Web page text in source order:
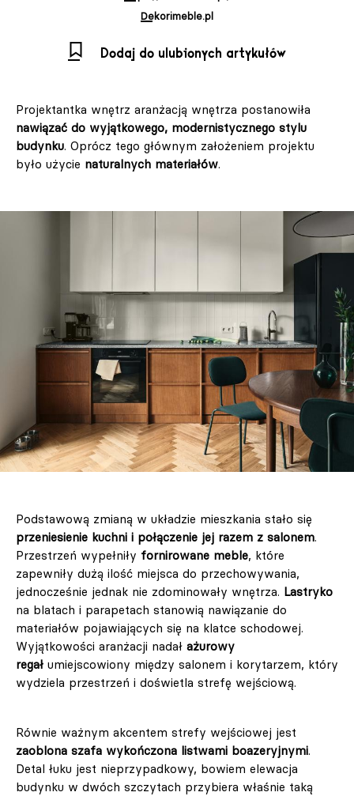
Dekorimeble.pl
Dodaj do ulubionych artykułów
Projektantka wnętrz aranżacją wnętrza postanowiła
nawiązać do wyjątkowego, modernistycznego stylu
budynku. Oprócz tego głównym założeniem projektu
było użycie naturalnych materiałów.
Podstawową zmianą w układzie mieszkania stało się
przeniesienie kuchni i połączenie jej razem z salonem.
Przestrzeń wypełniły fornirowane meble, które
zapewniły dużą ilość miejsca do przechowywania,
jednocześnie jednak nie zdominowały wnętrza. Lastryko
na blatach i parapetach stanowią nawiązanie do
materiałów pojawiających się na klatce schodowej.
Wyjątkowości aranżacji nadał ażurowy
regał umiejscowiony między salonem i korytarzem, który
wydziela przestrzeń i doświetla strefę wejściową.
Równie ważnym akcentem strefy wejściowej jest
zaoblona szafa wykończona listwami boazeryjnymi.
Detal łuku jest nieprzypadkowy, bowiem elewacja
budynku w dwóch szczytach przybiera właśnie taką